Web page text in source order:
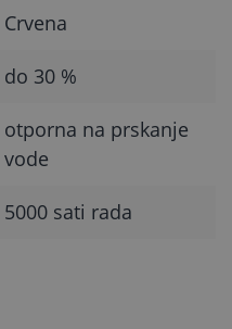
Crvena
do 30 %
otporna na prskanje
vode
5000 sati rada